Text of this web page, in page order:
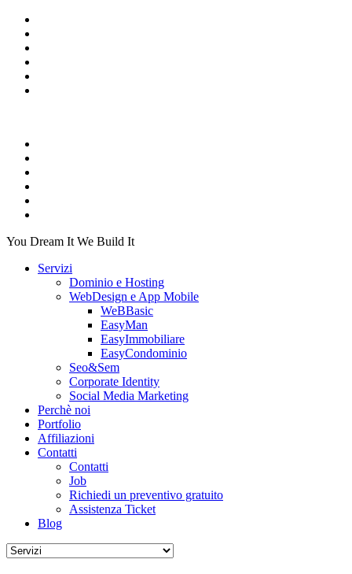
You Dream It We Build It
Servizi
Dominio e Hosting
WebDesign e App Mobile
WeBBasic
EasyMan
EasyImmobiliare
EasyCondominio
Seo&Sem
Corporate Identity
Social Media Marketing
Perchè noi
Portfolio
Affiliazioni
Contatti
Contatti
Job
Richiedi un preventivo gratuito
Assistenza Ticket
Blog